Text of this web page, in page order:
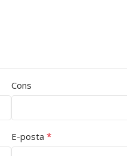
Cons
E-posta *